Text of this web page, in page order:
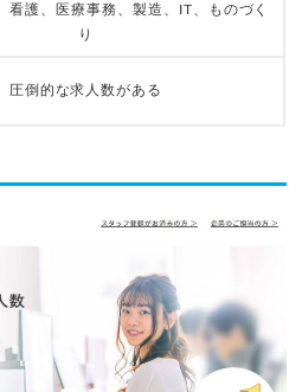
看護、医療事務、製造、IT、ものづく
り
圧倒的な求人数がある